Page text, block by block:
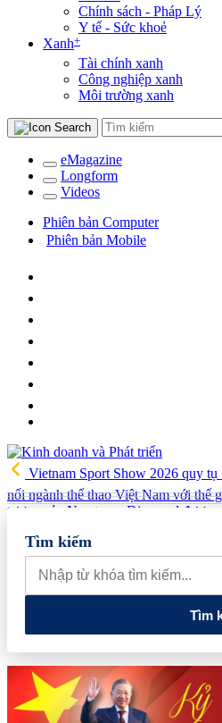
Chính sách - Pháp Lý
Y tế - Sức khoẻ
Xanh+
Tài chính xanh
Công nghiệp xanh
Môi trường xanh
eMagazine
Longform
Videos
Phiên bản Computer
Phiên bản Mobile
Vietnam Sport Show 2026 quy
nối ngành thể thao Việt Nam với thế
tượng của Newtown Diamond được
Awards 2026
còn là chủ tịch và góp vốn ở nhiều
chứng khoán tuần 3-7/8: VN-Index
tiền chờ cú hích từ nâng hạng FTSE
Quốc gia xử phạt hơn 1,3 tỷ đồng
Tìm kiếm
Tìm